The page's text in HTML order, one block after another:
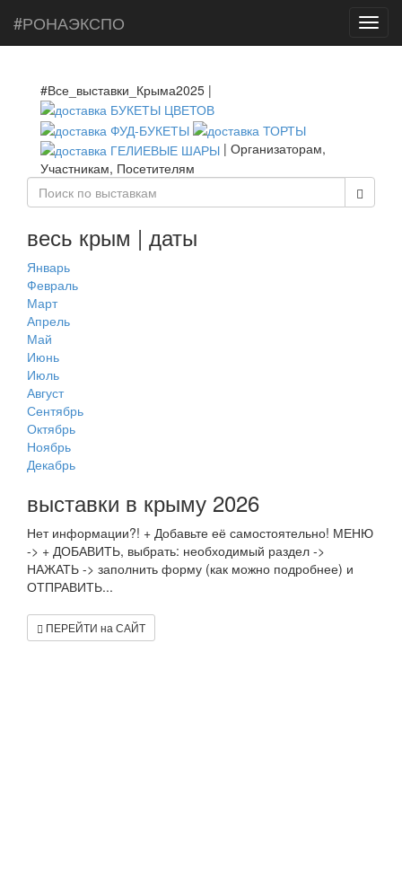
#Все_выставки_Крыма2025 |
| Организаторам,
Участникам, Посетителям
весь крым | даты
Январь
Февраль
Март
Апрель
Май
Июнь
Июль
Август
Сентябрь
Октябрь
Ноябрь
Декабрь
выставки в крыму 2026
Нет информации?! + Добавьте её самостоятельно! МЕНЮ
-> + ДОБАВИТЬ, выбрать: необходимый раздел ->
НАЖАТЬ -> заполнить форму (как можно подробнее) и
ОТПРАВИТЬ...
ПЕРЕЙТИ на САЙТ
#РОНАЭКСПО